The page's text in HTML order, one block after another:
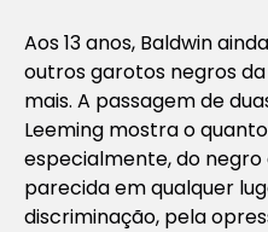
Aos 13 anos, Baldwin
outros garotos negros
mais. A passagem de
Leeming mostra o
especialmente, do
parecida em qualquer
discriminação, pela